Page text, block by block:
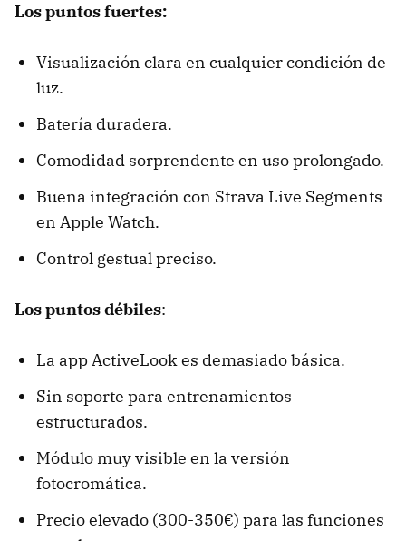
Los puntos fuertes:
Visualización clara en cualquier condición de
luz.
Batería duradera.
Comodidad sorprendente en uso prolongado.
Buena integración con Strava Live Segments
en Apple Watch.
Control gestual preciso.
Los puntos débiles:
La app ActiveLook es demasiado básica.
Sin soporte para entrenamientos
estructurados.
Módulo muy visible en la versión
fotocromática.
Precio elevado (300-350€) para las funciones